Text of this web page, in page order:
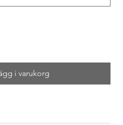
i varukorg